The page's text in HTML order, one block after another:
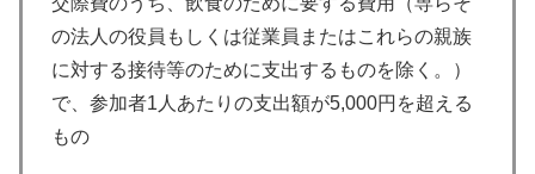
の法人の役員もしくは従業員またはこれらの親族
に対する接待等のために支出するものを除く。）
で、参加者1人あたりの支出額が5,000円を超える
もの